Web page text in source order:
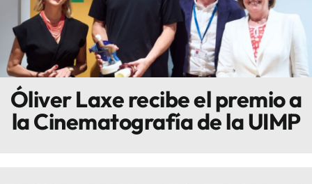
Escenarios
Sostenibilidad
Innova
Óliver Laxe recibe el premio a
la Cinematografía de la UIMP